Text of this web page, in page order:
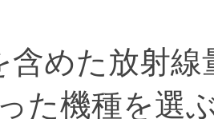
含めた放射
た機種を選